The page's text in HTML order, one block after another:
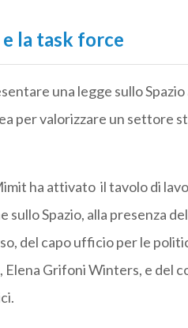
la task force
una legge sullo
per valorizzare un settore
ha attivato il tavolo di
sullo Spazio, alla presenza
, del capo ufficio per le
Elena Grifoni Winters, e del